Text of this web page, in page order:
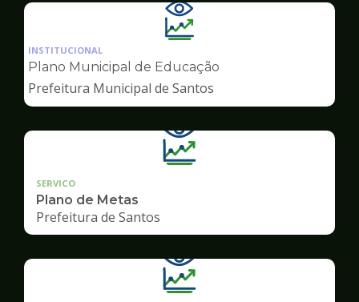
Ilustração
da
pagina
de
Transparência
INSTITUCIONAL
Plano Municipal de Educação
Prefeitura Municipal de Santos
SERVICO
Plano de Metas
Prefeitura de Santos